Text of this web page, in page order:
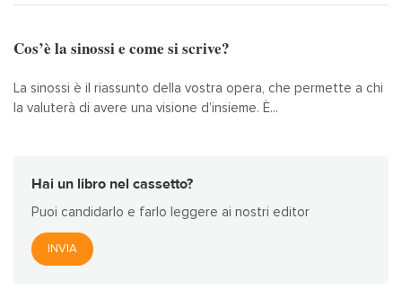
Cos’è la sinossi e come si scrive?
La sinossi è il riassunto della vostra opera, che permette a chi
la valuterà di avere una visione d’insieme. È...
Hai un libro nel cassetto?
Puoi candidarlo e farlo leggere ai nostri editor
INVIA